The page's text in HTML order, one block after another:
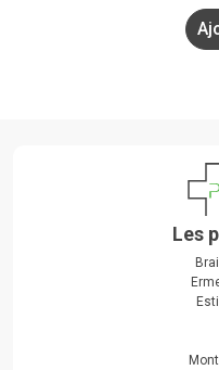
Les